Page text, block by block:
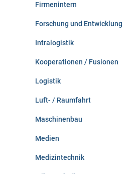
Firmenintern
Forschung und Entwicklung
Intralogistik
Kooperationen / Fusionen
Logistik
Luft- / Raumfahrt
Maschinenbau
Medien
Medizintechnik